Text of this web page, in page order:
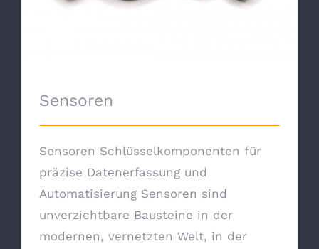
Sensoren
Sensoren Schlüsselkomponenten für
präzise Datenerfassung und
Automatisierung Sensoren sind
unverzichtbare Bausteine in der
modernen, vernetzten Welt, in der